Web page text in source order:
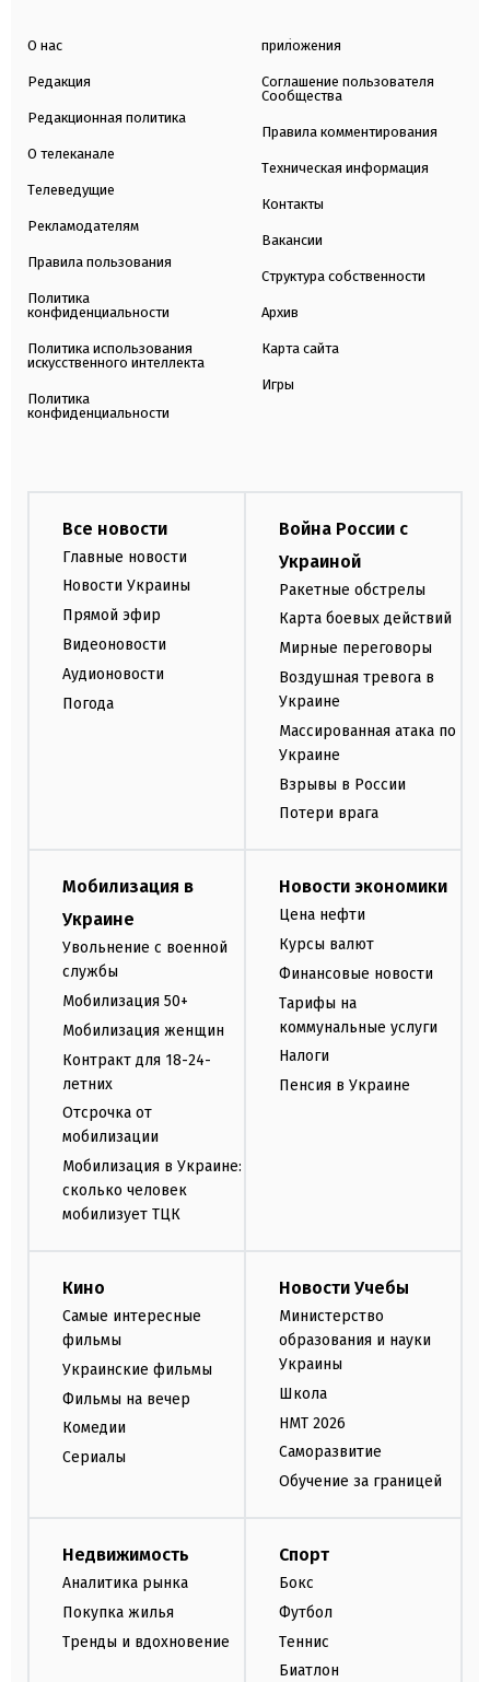
О нас
Редакция
Редакционная политика
О телеканале
Телеведущие
Рекламодателям
Правила пользования
Политика
конфиденциальности
Политика использования
искусственного интеллекта
Политика
конфиденциальности
приложения
Соглашение пользователя
Сообщества
Правила комментирования
Техническая информация
Контакты
Вакансии
Структура собственности
Архив
Карта сайта
Игры
Все новости
Главные новости
Новости Украины
Прямой эфир
Видеоновости
Аудионовости
Погода
Война России с
Украиной
Ракетные обстрелы
Карта боевых действий
Мирные переговоры
Воздушная тревога в
Украине
Массированная атака по
Украине
Взрывы в России
Потери врага
Мобилизация в
Украине
Увольнение с военной
службы
Мобилизация 50+
Мобилизация женщин
Контракт для 18-24-
летних
Отсрочка от
мобилизации
Мобилизация в Украине:
сколько человек
мобилизует ТЦК
Новости экономики
Цена нефти
Курсы валют
Финансовые новости
Тарифы на
коммунальные услуги
Налоги
Пенсия в Украине
Кино
Самые интересные
фильмы
Украинские фильмы
Фильмы на вечер
Комедии
Сериалы
Новости Учебы
Министерство
образования и науки
Украины
Школа
НМТ 2026
Саморазвитие
Обучение за границей
Недвижимость
Аналитика рынка
Покупка жилья
Тренды и вдохновение
Спорт
Бокс
Футбол
Теннис
Биатлон